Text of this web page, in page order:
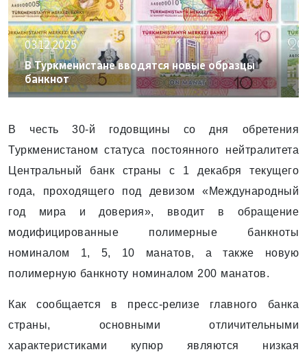
03.12.2025
В Туркменистане вводятся новые образцы
банкнот
В честь 30-й годовщины со дня обретения
Туркменистаном статуса постоянного нейтралитета
Центральный банк страны с 1 декабря текущего
года, проходящего под девизом «Международный
год мира и доверия», вводит в обращение
модифицированные полимерные банкноты
номиналом 1, 5, 10 манатов, а также новую
полимерную банкноту номиналом 200 манатов.
Как сообщается в пресс-релизе главного банка
страны, основными отличительными
характеристиками купюр являются низкая